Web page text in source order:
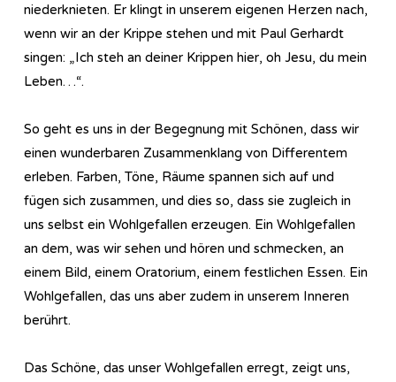
niederknieten. Er klingt in unserem eigenen Herzen nach,
wenn wir an der Krippe stehen und mit Paul Gerhardt
singen: „Ich steh an deiner Krippen hier, oh Jesu, du mein
Leben…“.
So geht es uns in der Begegnung mit Schönen, dass wir
einen wunderbaren Zusammenklang von Differentem
erleben. Farben, Töne, Räume spannen sich auf und
fügen sich zusammen, und dies so, dass sie zugleich in
uns selbst ein Wohlgefallen erzeugen. Ein Wohlgefallen
an dem, was wir sehen und hören und schmecken, an
einem Bild, einem Oratorium, einem festlichen Essen. Ein
Wohlgefallen, das uns aber zudem in unserem Inneren
berührt.
Das Schöne, das unser Wohlgefallen erregt, zeigt uns,